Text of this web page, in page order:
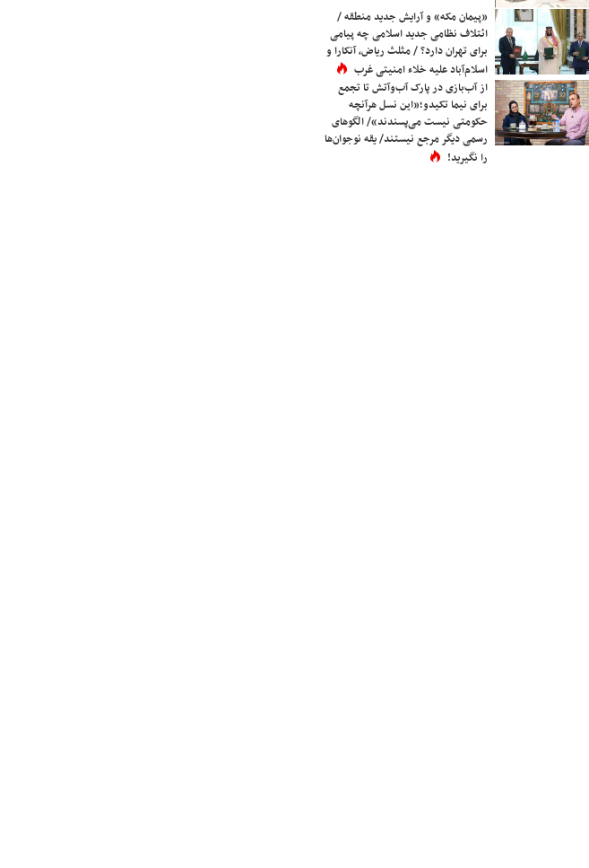
«پیمان مکه» و آرایش جدید منطقه /
ائتلاف نظامی جدید اسلامی چه پیامی
برای تهران دارد؟ / مثلث ریاض، آنکارا و
اسلام‌آباد علیه خلاء امنیتی غرب
از آب‌بازی در پارک آب‌وآتش تا تجمع
برای نیما تکیدو؛«این نسل هرآنچه
حکومتی نیست می‌پسندند»/ الگوهای
رسمی دیگر مرجع نیستند/ یقه نوجوان‌ها
را نگیرید!